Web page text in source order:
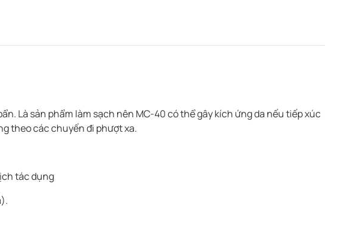
Là sản phẩm làm sạch nên MC-40 có thể gây kích ứng da nếu tiếp xúc
theo các chuyến đi phượt xa.
tác dụng